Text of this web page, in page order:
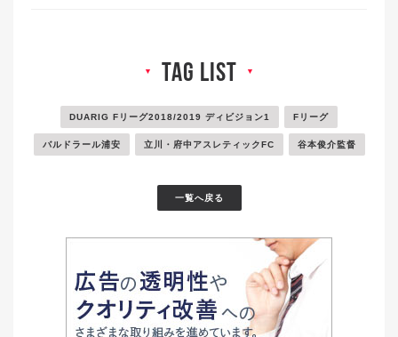
▼ tag list ▼
DUARIG Fリーグ2018/2019 ディビジョン1 Fリーグ
バルドラール浦安 立川・府中アスレティックFC 谷本俊介監督
一覧へ戻る